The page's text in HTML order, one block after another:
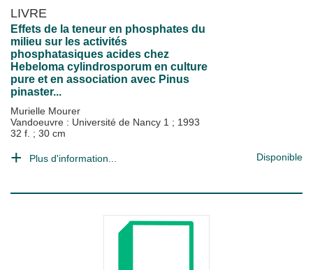
LIVRE
Effets de la teneur en phosphates du
milieu sur les activités
phosphatasiques acides chez
Hebeloma cylindrosporum en culture
pure et en association avec Pinus
pinaster...
Murielle Mourer
Vandoeuvre : Université de Nancy 1 ; 1993
32 f. ; 30 cm
Plus d'information... Disponible